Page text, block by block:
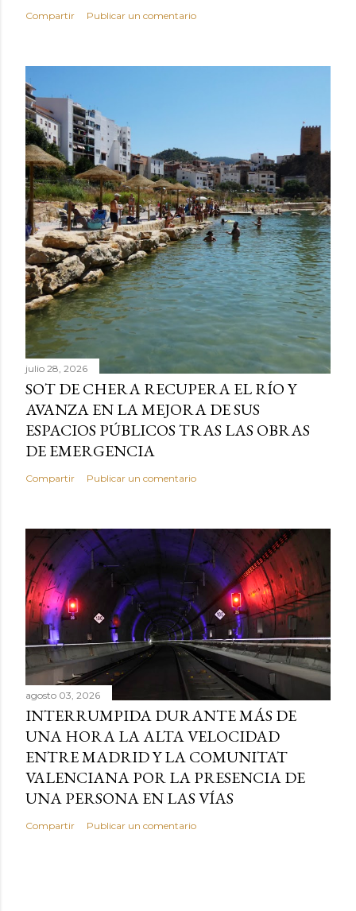
Compartir Publicar un comentario
julio 28, 2026
SOT DE CHERA RECUPERA EL RÍO Y
AVANZA EN LA MEJORA DE SUS
ESPACIOS PÚBLICOS TRAS LAS OBRAS
DE EMERGENCIA
Compartir Publicar un comentario
agosto 03, 2026
INTERRUMPIDA DURANTE MÁS DE
UNA HORA LA ALTA VELOCIDAD
ENTRE MADRID Y LA COMUNITAT
VALENCIANA POR LA PRESENCIA DE
UNA PERSONA EN LAS VÍAS
Compartir Publicar un comentario